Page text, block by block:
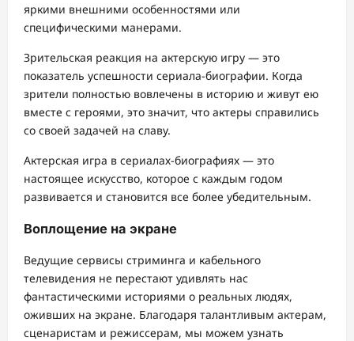
яркими внешними особенностями или
специфическими манерами.
Зрительская реакция на актерскую игру — это
показатель успешности сериала-биографии. Когда
зрители полностью вовлечены в историю и живут ею
вместе с героями, это значит, что актеры справились
со своей задачей на славу.
Актерская игра в сериалах-биографиях — это
настоящее искусство, которое с каждым годом
развивается и становится все более убедительным.
Воплощение на экране
Ведущие сервисы стриминга и кабельного
телевидения не перестают удивлять нас
фантастическими историями о реальных людях,
оживших на экране. Благодаря талантливым актерам,
сценаристам и режиссерам, мы можем узнать